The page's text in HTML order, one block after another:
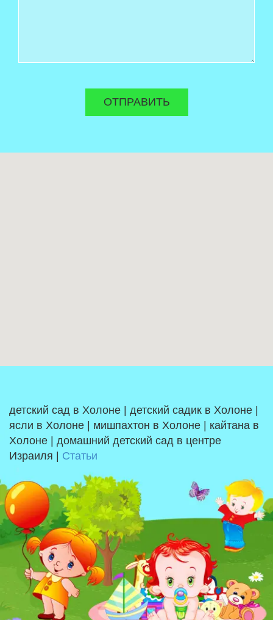
детский сад в Холоне | детский садик в Холоне |
ясли в Холоне | мишпахтон в Холоне | кайтана в
Холоне | домашний детский сад в центре
Израиля | Статьи